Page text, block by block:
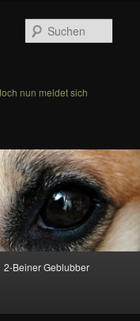
nun meldet sich
2-Beiner Geblubber